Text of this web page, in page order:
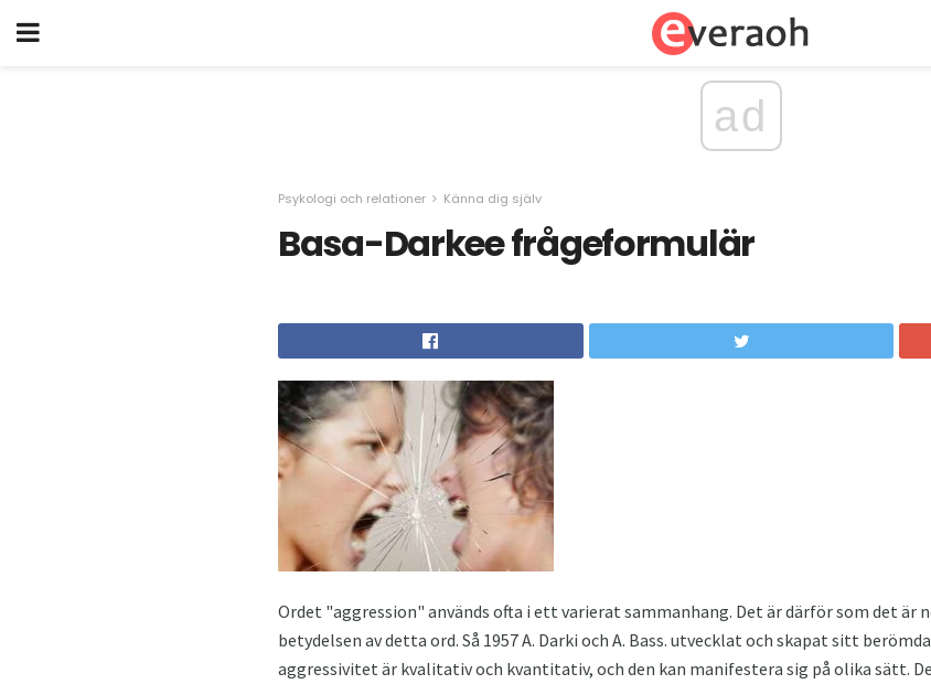
ad
Psykologi och relationer Känna dig själv
Basa-Darkee frågeformulär
Ordet "aggression" används ofta i ett varierat sammanhang. Det är därför som det
betydelsen av detta ord. Så 1957 A. Darki och A. Bass. utvecklat och skapat sitt
aggressivitet är kvalitativ och kvantitativ, och den kan manifestera sig på olika sätt.